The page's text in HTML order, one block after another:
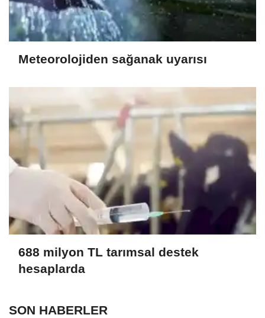
Meteorolojiden sağanak uyarısı
688 milyon TL tarımsal destek
hesaplarda
SON HABERLER